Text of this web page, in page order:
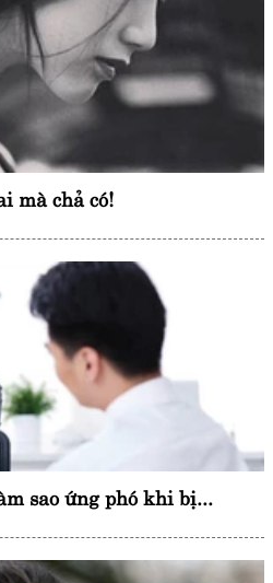
mà chả có!
sao ứng phó khi bị...